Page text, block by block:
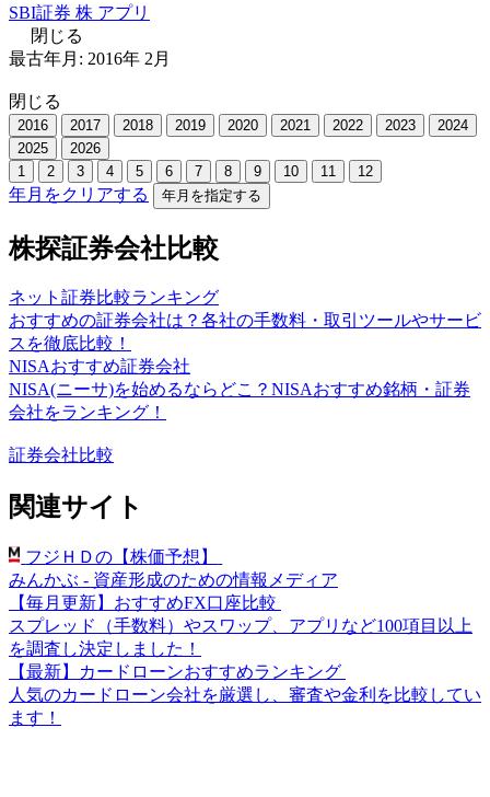
SBI証券 株 アプリ
閉じる
最古年月: 2016年 2 月
閉じる
2016 2017 2018 2019 2020 2021 2022 2023
2024
2025
2026
1
2 3 4 5 6 7 8 9 10 11 12
年月をクリアする 年月を指定する
株探証券会社比較
ネット証券比較ランキング
おすすめの証券会社は？各社の手数料・取引ツールやサービ
スを徹底比較！
NISAおすすめ証券会社
NISA(ニーサ)を始めるならどこ？NISAおすすめ銘柄・証券
会社をランキング！
証券会社比較
関連サイト
フジＨＤの【株価予想】
みんかぶ - 資産形成のための情報メディア
【毎月更新】おすすめFX口座比較
スプレッド（手数料）やスワップ、アプリなど100項目以上
を調査し決定しました！
【最新】カードローンおすすめランキング
人気のカードローン会社を厳選し、審査や金利を比較してい
ます！